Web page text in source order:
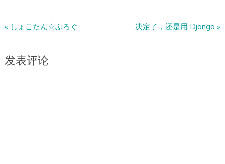
« しょこたん☆ぶろぐ 决定了，还是用 Django »
发表评论